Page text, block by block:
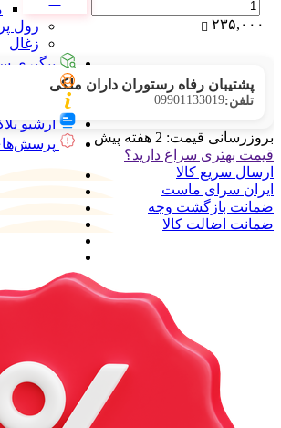
رول
زغال
پیگیری
تماس با ما
آرشیو
۲۳۵,۰۰۰
پشتیبان رفاه رستوران داران ملکی
تلفن:09901133019
بروزرسانی قیمت: 2 هفته پیش
قیمت بهتری سراغ دارید؟
ارسال سریع کالا
ایران سرای ماست
ضمانت بازگشت وجه
ضمانت اضالت کالا